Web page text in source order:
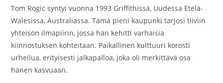
Tom Rogic syntyi vuonna 1993 Griffithissä, Uudessa Etelä-
Walesissa, Australiassa. Tämä pieni kaupunki tarjosi tiiviin
yhteisön ilmapiirin, jossa hän kehitti varhaisia
kiinnostuksen kohteitaan. Paikallinen kulttuuri korosti
urheilua, erityisesti jalkapalloa, joka oli merkittävä osa
hänen kasvuaan.